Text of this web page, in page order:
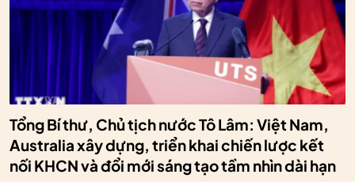
Tổng Bí thư, Chủ tịch nước Tô Lâm: Việt Nam,
Australia xây dựng, triển khai chiến lược kết
nối KHCN và đổi mới sáng tạo tầm nhìn dài hạn